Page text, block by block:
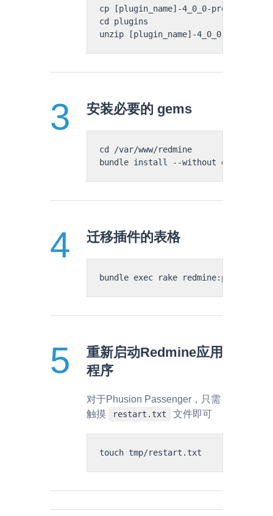
cp [plugin_name]-4_0_0-pro.zip
cd plugins
安装必要的 gems
cd /var/www/redmine
迁移插件的表格
重新启动Redmine应用
程序
对于Phusion Passenger，只需
触摸
restart.txt 文件即可